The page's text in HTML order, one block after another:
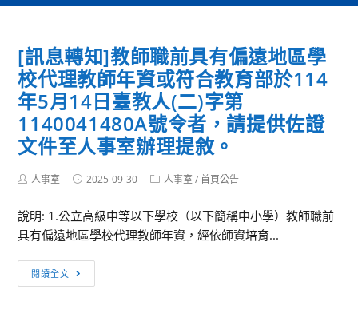
[訊息轉知]教師職前具有偏遠地區學
校代理教師年資或符合教育部於114
年5月14日臺教人(二)字第
1140041480A號令者，請提供佐證
文件至人事室辦理提敘。
Post人事室
Post2025-09-30
Post人事室 / 首頁公告
說明: 1.公立高級中等以下學校（以下簡稱中小學）教師職前
具有偏遠地區學校代理教師年資，經依師資培育...
閱讀全文
息
轉